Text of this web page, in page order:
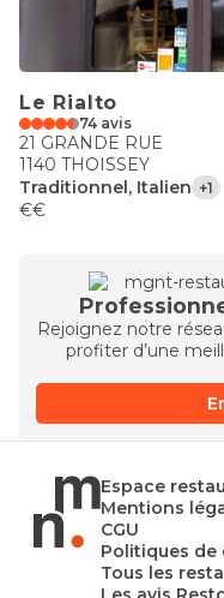
Le Rialto
74 avis
21 GRANDE RUE
1140 THOISSEY
Traditionnel, Italien +1
€€
Rejoignez notre
profiter d’une
Espace
Mentions
CGU
Politiques
Tous les